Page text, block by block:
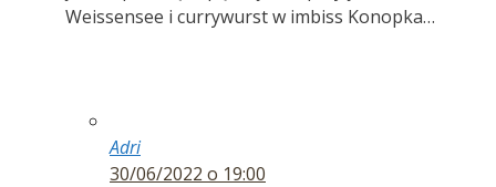
Weissensee i currywurst w imbiss Konopka…
Adri
30/06/2022 o 19:00